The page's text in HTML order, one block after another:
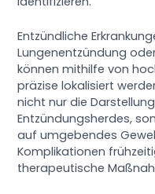
Entzündliche
Lungenentzündung
können mithilfe von
präzise lokalisiert
nicht nur die
Entzündungsherdes,
auf umgebendes
Komplikationen
therapeutische